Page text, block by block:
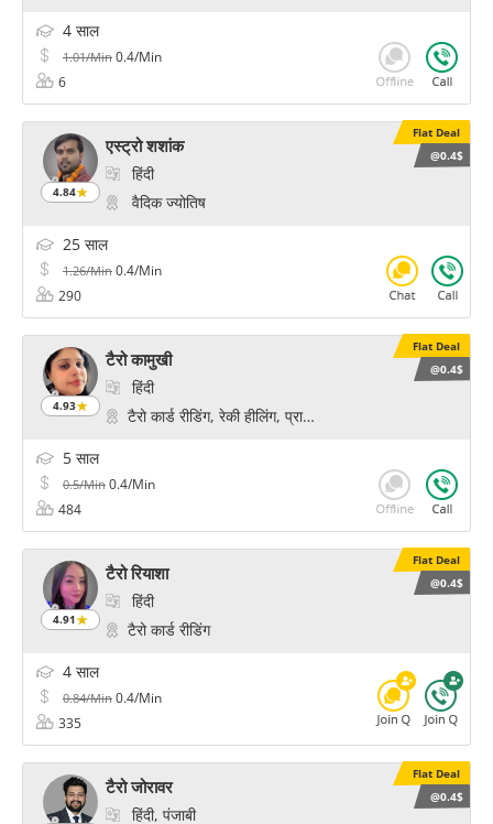
4 साल
1.01/Min 0.4/Min
6
Flat Deal
@0.4$
4.84
एस्ट्रो शशांक
हिंदी
वैदिक ज्योतिष
25 साल
1.26/Min 0.4/Min
290
Flat Deal
@0.4$
4.93
टैरो कामुखी
हिंदी
टैरो कार्ड रीडिंग, रेकी हीलिंग, प्राणिक हीलिंग, चक्र हीलिंग
5 साल
0.5/Min 0.4/Min
484
Flat Deal
@0.4$
4.91
टैरो रियाशा
हिंदी
टैरो कार्ड रीडिंग
4 साल
0.84/Min 0.4/Min
335
Flat Deal
@0.4$
टैरो जोरावर
हिंदी, पंजाबी